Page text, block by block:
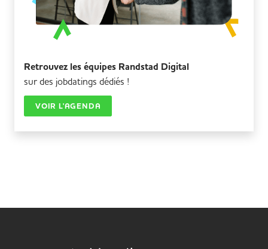
Retrouvez les équipes Randstad Digital
sur des jobdatings dédiés !
VOIR L'AGENDA